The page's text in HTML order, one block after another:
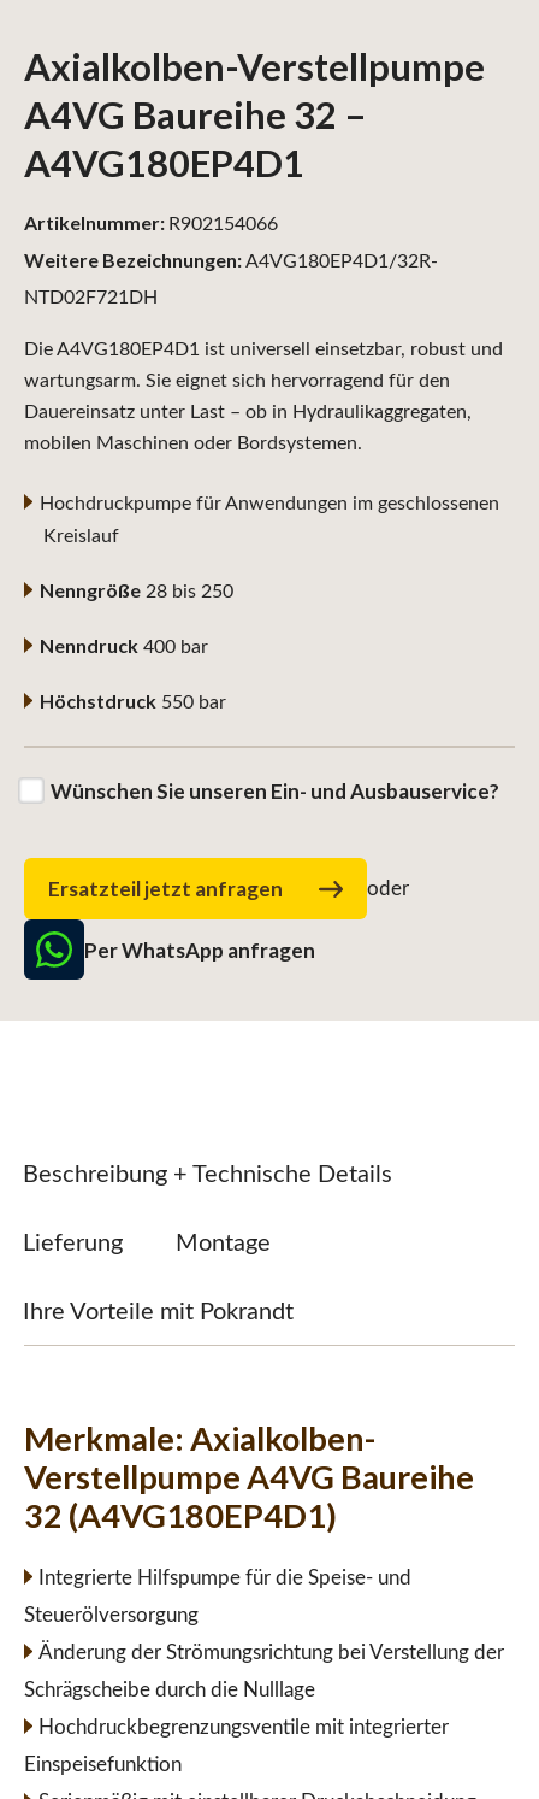
Axialkolben-Verstellpumpe
A4VG Baureihe 32 –
A4VG180EP4D1
Die A4VG180EP4D1 ist universell einsetzbar, robust und
wartungsarm. Sie eignet sich hervorragend für den
Dauereinsatz unter Last – ob in Hydraulikaggregaten,
mobilen Maschinen oder Bordsystemen.
Hochdruckpumpe für Anwendungen im geschlossenen
Kreislauf
Nenngröße 28 bis 250
Nenndruck 400 bar
Höchstdruck 550 bar
Wünschen Sie unseren Ein- und Ausbauservice?
Ersatzteil jetzt anfragen oder
Per WhatsApp anfragen
Weitere Bezeichnungen:A4VG180EP4D1/32R-
NTD02F721DH
Artikelnummer: R902154066
Beschreibung + Technische Details
Lieferung Montage
Ihre Vorteile mit Pokrandt
Merkmale: Axialkolben-
Verstellpumpe A4VG Baureihe
32 (A4VG180EP4D1)
Integrierte Hilfspumpe für die Speise- und
Steuerölversorgung
Änderung der Strömungsrichtung bei Verstellung der
Schrägscheibe durch die Nulllage
Hochdruckbegrenzungsventile mit integrierter
Einspeisefunktion